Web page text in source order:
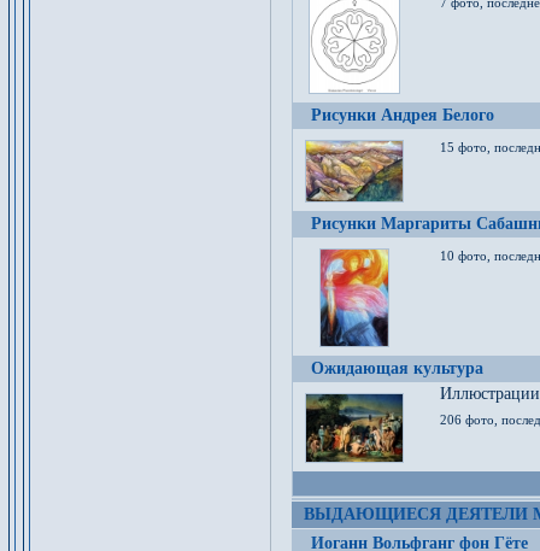
Рисунки Андрея Белого
15 фото,
Рисунки Маргариты
10 фото,
Ожидающая культура
206 фото,
ВЫДАЮЩИЕСЯ ДЕЯТЕЛИ
Иоганн Вольфганг фон Гёте